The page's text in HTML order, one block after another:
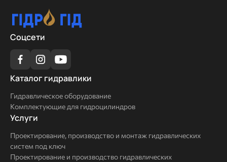
Соцсети
Каталог
Каталог гидравлики
Гидравлическое оборудование
Комплектующие для гидроцилиндров
Услуги
Услуги
Проектирование, производство и монтаж гидравлических
систем под ключ
Проектирование и производство гидравлических